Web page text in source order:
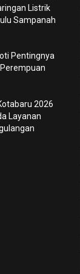
Listrik
Sampanah
Pentingnya
2026
Layanan